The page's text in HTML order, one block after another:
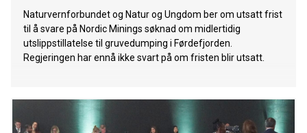
Naturvernforbundet og Natur og Ungdom ber om utsatt frist
til å svare på Nordic Minings søknad om midlertidig
utslippstillatelse til gruvedumping i Førdefjorden.
Regjeringen har ennå ikke svart på om fristen blir utsatt.